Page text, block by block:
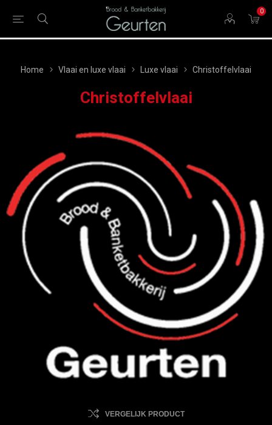
0
Home Vlaai en luxe vlaai Luxe vlaai Christoffelvlaai
Christoffelvlaai
VERGELIJK PRODUCT